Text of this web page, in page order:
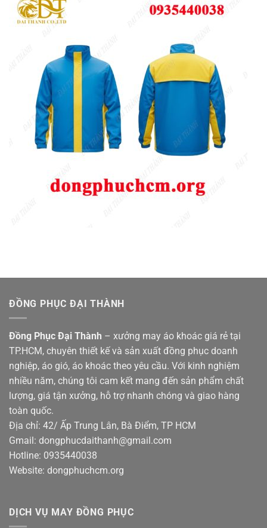
ĐỒNG PHỤC ĐẠI THÀNH
Đồng Phục Đại Thành – xưởng may áo khoác giá rẻ tại
TP.HCM, chuyên thiết kế và sản xuất đồng phục doanh
nghiệp, áo gió, áo khoác theo yêu cầu. Với kinh nghiệm
nhiều năm, chúng tôi cam kết mang đến sản phẩm chất
lượng, giá tận xưởng, hỗ trợ nhanh chóng và giao hàng
toàn quốc.
Địa chỉ: 42/ Ấp Trung Lân, Bà Điểm, TP HCM
Gmail: dongphucdaithanh@gmail.com
Hotline: 0935440038
Website: dongphuchcm.org
DỊCH VỤ MAY ĐỒNG PHỤC